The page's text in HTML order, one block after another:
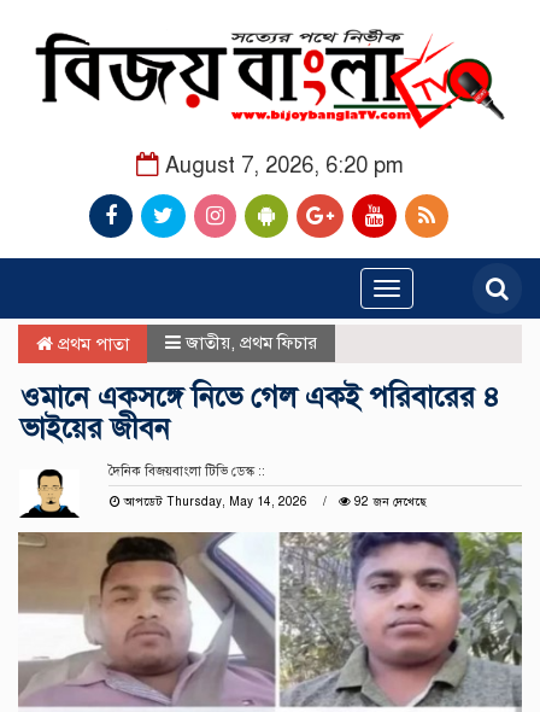
August 7, 2026, 6:20 pm
Toggle
navigation
প্রথম পাতা জাতীয় প্রথম ফিচার
ওমানে একসঙ্গে নিভে গেল একই পরিবারের ৪
ভাইয়ের জীবন
দৈনিক বিজয়বাংলা টিভি ডেস্ক ::
আপডেট Thursday, May 14, 2026
92 জন দেখেছে